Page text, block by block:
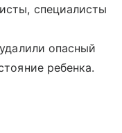
специалисты
опасный
ребенка.